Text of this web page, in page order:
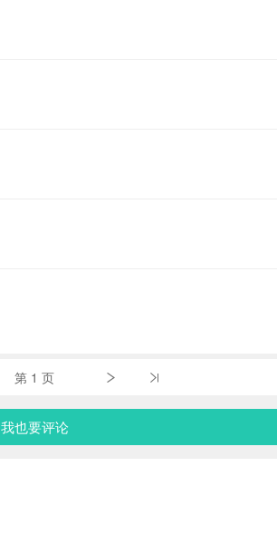
第 1 页
我也要评论